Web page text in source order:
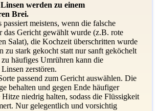
werden zu einem
Brei.
passiert meistens, wenn die falsche
das Gericht gewählt wurde (z.B. rote
Salat), die Kochzeit überschritten wurde
zu stark gekocht statt nur sanft geköchelt
häufiges Umrühren kann die
zerstören.
passend zum Gericht auswählen. Die
behalten und gegen Ende häufiger
niedrig halten, sodass die Flüssigkeit
Nur gelegentlich und vorsichtig